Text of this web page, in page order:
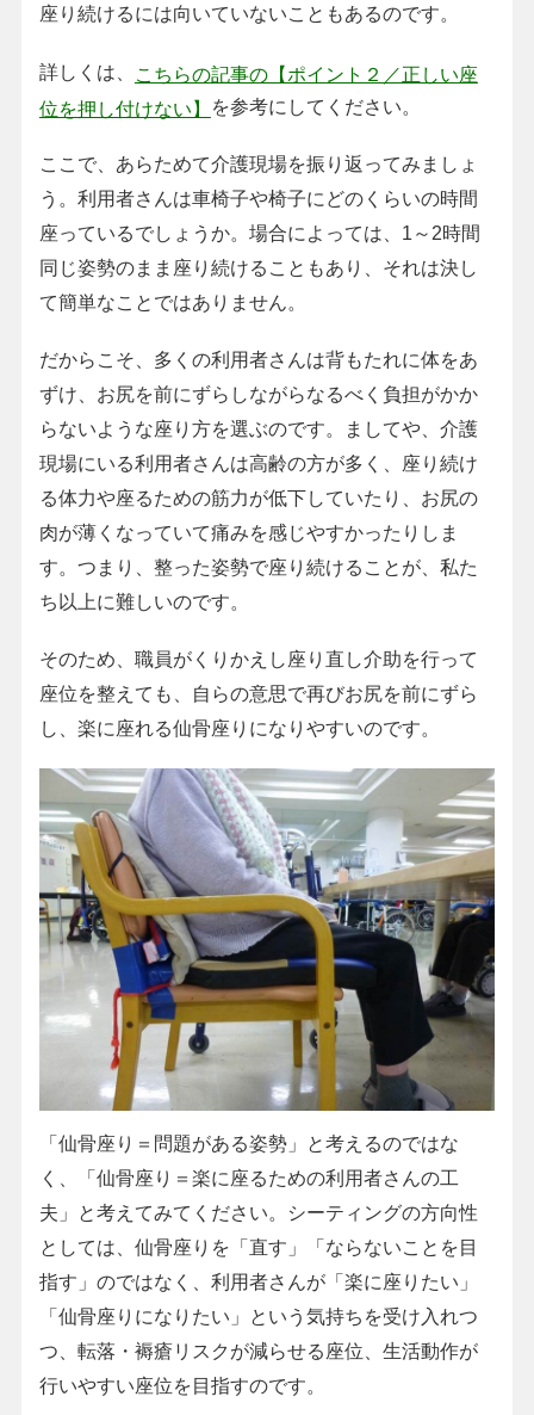
座り続けるには向いていないこともあるのです。
詳しくは、
こちらの記事の【ポイント２／正しい座
位を押し付けない】
を参考にしてください。
ここで、あらためて介護現場を振り返ってみましょ
う。利用者さんは車椅子や椅子にどのくらいの時間
座っているでしょうか。場合によっては、1～2時間
同じ姿勢のまま座り続けることもあり、それは決し
て簡単なことではありません。
だからこそ、多くの利用者さんは背もたれに体をあ
ずけ、お尻を前にずらしながらなるべく負担がかか
らないような座り方を選ぶのです。ましてや、介護
現場にいる利用者さんは高齢の方が多く、座り続け
る体力や座るための筋力が低下していたり、お尻の
肉が薄くなっていて痛みを感じやすかったりしま
す。つまり、整った姿勢で座り続けることが、私た
ち以上に難しいのです。
そのため、職員がくりかえし座り直し介助を行って
座位を整えても、自らの意思で再びお尻を前にずら
し、楽に座れる仙骨座りになりやすいのです。
「仙骨座り＝問題がある姿勢」と考えるのではな
く、「仙骨座り＝楽に座るための利用者さんの工
夫」と考えてみてください。シーティングの方向性
としては、仙骨座りを「直す」「ならないことを目
指す」のではなく、利用者さんが「楽に座りたい」
「仙骨座りになりたい」という気持ちを受け入れつ
つ、転落・褥瘡リスクが減らせる座位、生活動作が
行いやすい座位を目指すのです。